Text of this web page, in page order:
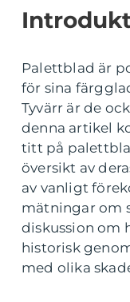
Palettblad är
för sina
Tyvärr är de
denna artikel
titt på
översikt av
av vanligt
mätningar om
diskussion om
historisk
med olika